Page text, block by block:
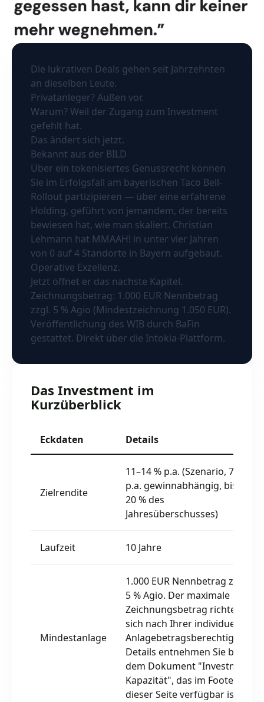
Die lukrativen Deals gehen seit Jahrzehnten
an dieselben Leute.
Privatanleger? Außen vor.
Warum? Weil der Zugang zum Investment
gefehlt hat.
Das ändert sich jetzt.
Bekannt aus der BILD
Über ein tokenisiertes Genussrecht können
Sie im Erfolgsfall am bayerischen Taco Bell-
Rollout partizipieren — über eine erfahrene
Holding, geführt von jemandem, der bereits
bewiesen hat, wie man skaliert. Christian
Lehmann hat MMAAH! in unter vier Jahren
von 0 auf 4 Standorte in Bayern aufgebaut.
Operative Exzellenz.
Jetzt öffnet er das nächste Kapitel.
Zeichnungsbetrag: 1.000 EUR Nennbetrag
zzgl. 5 % Agio (Mindestzeichnung 1.050 EUR).
Veröffentlichung des WIB durch BaFin
gestattet. Direkt über die Intokia-Plattform.
Das Investment im
Kurzüberblick
Eckdaten Details
Zielrendite
11–14 % p.a. (Szenario, 7,5 %
p.a. gewinnabhängig, bis zu
20 % des
Jahresüberschusses)
Laufzeit 10 Jahre
Mindestanlage
1.000 EUR Nennbetrag zzgl.
5 % Agio. Der maximale
Zeichnungsbetrag richtet
sich nach Ihrer individuellen
Anlagebetragsberechtigung.
Details entnehmen Sie bitte
dem Dokument "Investment
Kapazität", das im Footer
dieser Seite verfügbar ist.